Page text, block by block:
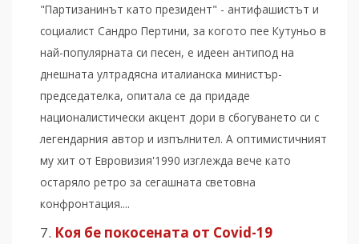
"Партизанинът като президент" - антифашистът и
социалист Сандро Пертини, за когото пее Кутуньо в
най-популярната си песен, е идеен антипод на
днешната ултрадясна италианска министър-
председателка, опитала се да придаде
националистически акцент дори в сбогуването си с
легендарния автор и изпълнител. А оптимистичният
му хит от Евровизия'1990 изглежда вече като
остаряло ретро за сегашната световна
конфронтация....
Коя бе покосената от Covid-19